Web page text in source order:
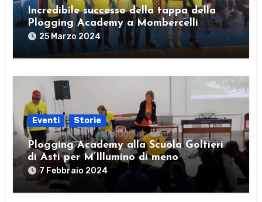
Incredibile successo della tappa della
Plogging Academy a Mombercelli
25 Marzo 2024
Eventi Storie
Plogging Academy alla Scuola Goltieri
di Asti per M’Illumino di meno
7 Febbraio 2024